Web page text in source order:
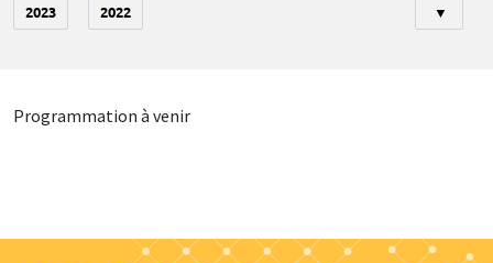
2023 2022 ▼
Programmation à venir